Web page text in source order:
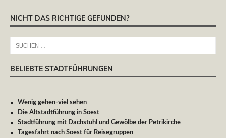
NICHT DAS RICHTIGE GEFUNDEN?
BELIEBTE STADTFÜHRUNGEN
Wenig gehen-viel sehen
Die Altstadtführung in Soest
Stadtführung mit Dachstuhl und Gewölbe der Petrikirche
Tagesfahrt nach Soest für Reisegruppen